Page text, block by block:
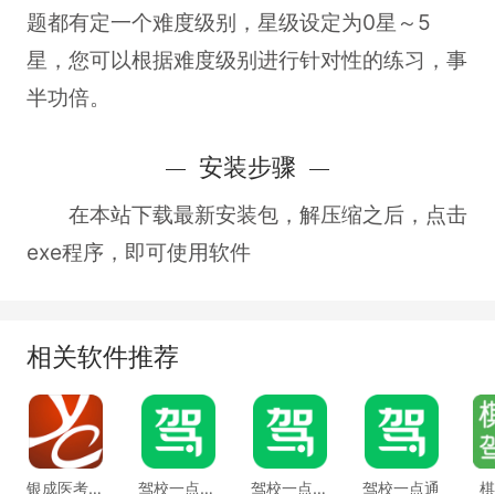
题都有定一个难度级别，星级设定为0星～5
星，您可以根据难度级别进行针对性的练习，事
半功倍。
安装步骤
在本站下载最新安装包，解压缩之后，点击
exe程序，即可使用软件
相关软件推荐
银成医考客户端 驾校一点通最新版 驾校一点通电脑版 驾校一点通